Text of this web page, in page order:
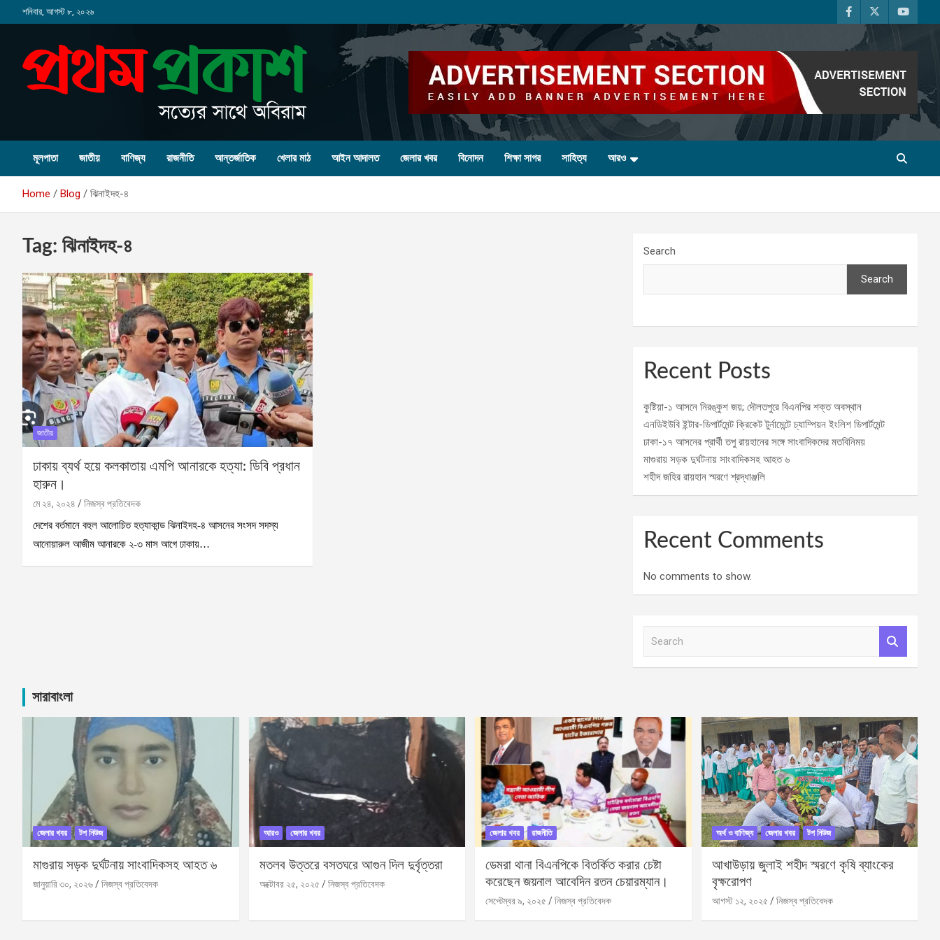
to
শনিবার, আগস্ট ৮, ২০২৬
মূলপাতা জাতীয় বাণিজ্য রাজনীতি আন্তর্জাতিক খেলার মাঠ আইন আদালত জেলার খবর বিনোদন শিক্ষা সাগর সাহিত্য আরও
Home Blog ঝিনাইদহ-৪
Tag: ঝিনাইদহ-৪
জাতীয়
ঢাকায় ব্যর্থ হয়ে কলকাতায় এমপি আনারকে হত্যা: ডিবি প্রধান
হারুন।
মে ২৪, ২০২৪
নিজস্ব প্রতিবেদক
দেশের বর্তমানে বহুল আলোচিত হত্যাকান্ড ঝিনাইদহ-৪ আসনের সংসদ সদস্য
আনোয়ারুল আজীম আনারকে ২-৩ মাস আগে ঢাকায়…
Search
Search
Recent Posts
কুষ্টিয়া-১ আসনে নিরঙ্কুশ জয়; দৌলতপুরে বিএনপির শক্ত অবস্থান
এনডিইউবি ইন্টার-ডিপার্টমেন্ট ক্রিকেট টুর্নামেন্টে চ্যাম্পিয়ন ইংলিশ ডিপার্টমেন্ট
ঢাকা-১৭ আসনের প্রার্থী তপু রায়হানের সঙ্গে সাংবাদিকদের মতবিনিময়
মাগুরায় সড়ক দুর্ঘটনায় সাংবাদিকসহ আহত ৬
শহীদ জহির রায়হান স্মরণে শ্রদ্ধাঞ্জলি
Recent Comments
No comments to show.
সারাবাংলা
জেলার খবর টপ নিউজ
মাগুরায় সড়ক দুর্ঘটনায় সাংবাদিকসহ আহত ৬
জানুয়ারি ৩০, ২০২৬ নিজস্ব প্রতিবেদক
আরও জেলার খবর
মতলব উত্তরে বসতঘরে আগুন দিল দুর্বৃত্তরা
অক্টোবর ২৫, ২০২৫ নিজস্ব প্রতিবেদক
জেলার খবর রাজনীতি
ডেমরা থানা বিএনপিকে বিতর্কিত করার চেষ্টা
করেছেন জয়নাল আবেদিন রতন চেয়ারম্যান।
সেপ্টেম্বর ৯, ২০২৫ নিজস্ব প্রতিবেদক
অর্থ ও বাণিজ্য জেলার খবর টপ নিউজ
আখাউড়ায় জুলাই শহীদ স্মরণে কৃষি ব্যাংকের
বৃক্ষরোপণ
আগস্ট ১২, ২০২৫ নিজস্ব প্রতিবেদক